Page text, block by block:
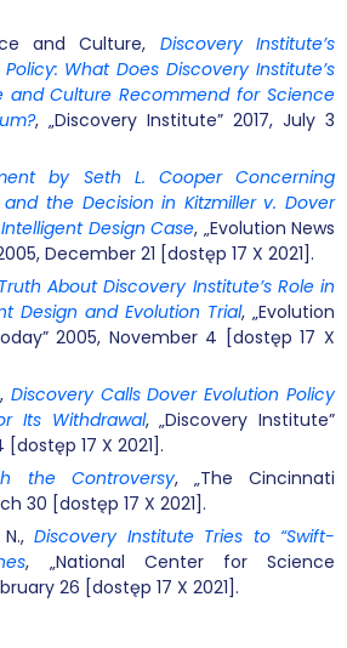
and Culture, Discovery Institute’s
What Does Discovery Institute’s
and Culture Recommend for Science
, „Discovery Institute” 2017, July 3
by Seth L. Cooper Concerning
the Decision in Kitzmiller v. Dover
Design Case, „Evolution News
December 21 [dostęp 17 X 2021].
About Discovery Institute’s Role in
Design and Evolution Trial, „Evolution
2005, November 4 [dostęp 17 X
Discovery Calls Dover Evolution Policy
Its Withdrawal, „Discovery Institute”
17 X 2021].
the Controversy, „The Cincinnati
30 [dostęp 17 X 2021].
Discovery Institute Tries to “Swift-
, „National Center for Science
26 [dostęp 17 X 2021].